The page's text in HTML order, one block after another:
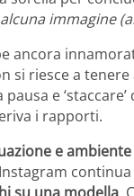
immagine
ancora
si riesce a
e
i rapporti.
e